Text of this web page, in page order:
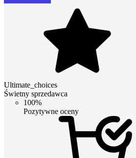
Ultimate_choices
Świetny sprzedawca
100%
Pozytywne oceny